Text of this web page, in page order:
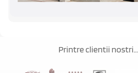
Printre clientii nostri...